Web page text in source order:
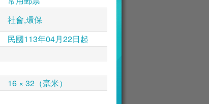
社會,環保
民國113年04月22日起
16 × 32（毫米）